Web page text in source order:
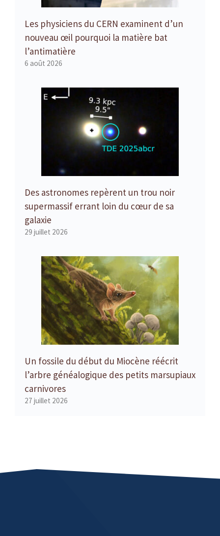
Les physiciens du CERN examinent d’un
nouveau œil pourquoi la matière bat
l’antimatière
6 août 2026
Des astronomes repèrent un trou noir
supermassif errant loin du cœur de sa
galaxie
29 juillet 2026
Un fossile du début du Miocène réécrit
l’arbre généalogique des petits marsupiaux
carnivores
27 juillet 2026